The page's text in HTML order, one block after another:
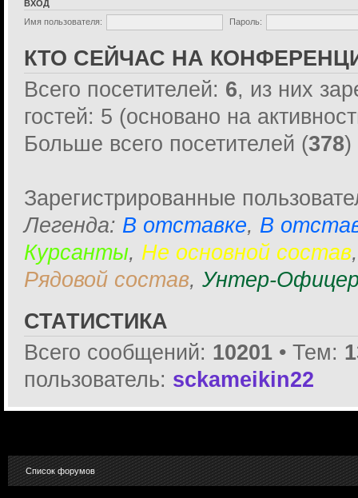
ВХОД
Имя пользователя:
Пароль:
КТО СЕЙЧАС НА
Всего посетителей: 6, из них
гостей: 5 (основано на
Больше всего посетителей (378)
Зарегистрированные
Легенда: В отставке, В
Курсанты, Не основной состав
Рядовой состав, Унтер-
СТАТИСТИКА
Всего сообщений: 10201 • Тем:
пользователь: sckameikin22
Список форумов